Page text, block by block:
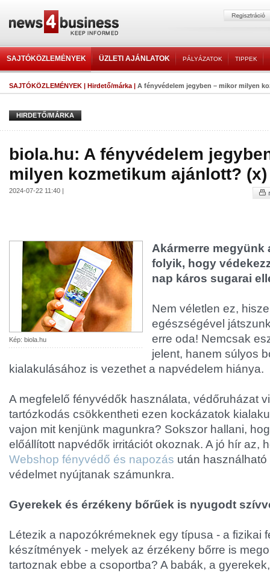
SAJTÓKÖZLEMÉNYEK ÜZLETI AJÁNLATOK PÁLYÁZATOK TIPPEK
SAJTÓKÖZLEMÉNYEK | Hirdető/márka | A fényvédelem jegyben – mikor milyen
HIRDETŐ/MÁRKA
biola.hu: A fényvédelem
milyen kozmetikum ajánlott? (x)
2024-07-22 11:40 |
Kép: biola.hu
Akármerre megyünk
folyik, hogy
nap káros sugarai
Nem véletlen ez,
egészségével
erre oda! Nemcsak
jelent, hanem súlyos
kialakulásához is vezethet a napvédelem hiánya.
A megfelelő fényvédők használata, védőruházat
tartózkodás csökkentheti ezen kockázatok
vajon mit kenjünk magunkra? Sokszor hallani,
előállított napvédők irritációt okoznak. A jó hír az,
Webshop fényvédő és napozás után
védelmet nyújtanak számunkra.
Gyerekek és érzékeny bőrűek is nyugodt
Létezik a napozókrémeknek egy típusa - a fizikai
készítmények - melyek az érzékeny bőrre is
tartoznak ebbe a csoportba? A babák, a